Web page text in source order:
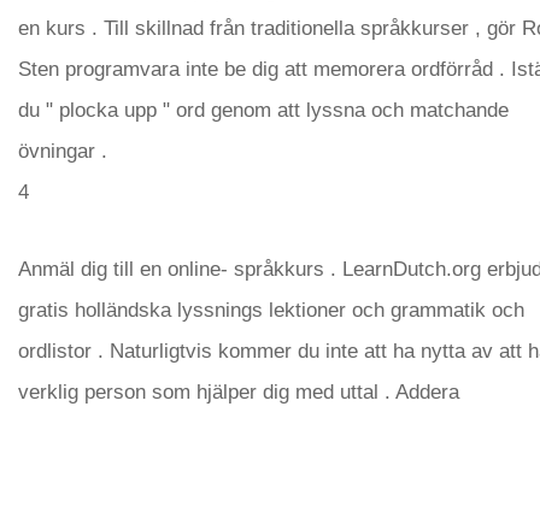
en kurs . Till skillnad från traditionella språkkurser , gör
Sten programvara inte be dig att memorera ordförråd .
du " plocka upp " ord genom att lyssna och matchande
övningar .
4
Anmäl dig till en online- språkkurs . LearnDutch.org
gratis holländska lyssnings lektioner och grammatik och
ordlistor . Naturligtvis kommer du inte att ha nytta av att
verklig person som hjälper dig med uttal . Addera